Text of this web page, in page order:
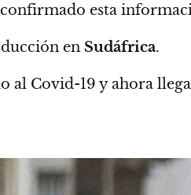
esta
en Sudáfrica.
al Covid-19 yahora